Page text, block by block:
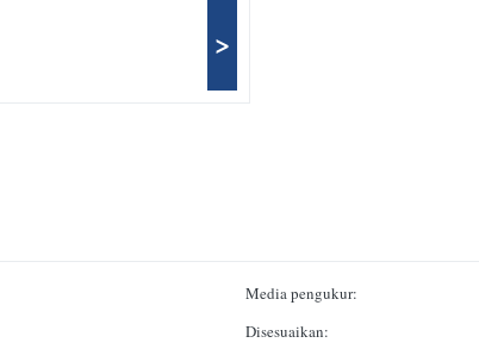
>
Media pengukur:
Disesuaikan: